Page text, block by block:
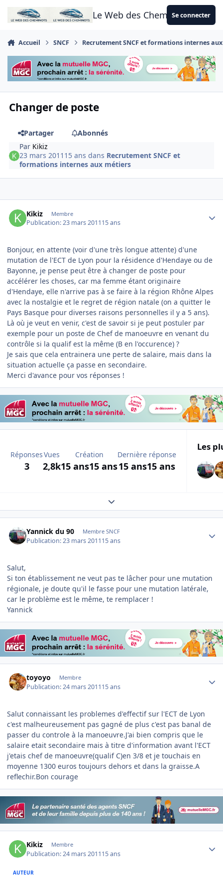
Aller au contenu
Le Web des CheminotsSe connecter
Accueil SNCF Recrutement SNCF et formations internes
Changer de poste
Partager
Abonnés
Par Kikiz
23 mars 2011 15 ans dans Recrutement SNCF et
formations internes aux métiers
Kikiz Membre
Publication:23 mars 201115 ans
Bonjour, en attente (voir d'une très longue attente) d'une
mutation de l'ECT de Lyon pour la résidence d'Hendaye ou de
Bayonne, je pense peut être à changer de poste pour
accélérer les choses, car ma femme étant originaire
d'Hendaye, elle n'arrive pas à se faire à la région Rhône Alpes
avec la nostalgie et le regret de région natale (on a quitter le
Pays Basque pour diverses raisons personnelles il y a 5 ans).
Là où je veut en venir, c'est de savoir si je peut postuler par
exemple pour un poste de Chef de manoeuvre en venant du
contrôle si la qualif est la même (B en l'occurence) ?
Je sais que cela entrainera une perte de salaire, mais dans la
situation actuelle ça passe en secondaire.
Merci d'avance pour vos réponses !
Réponses
3
Vues
2,8k
Création
15 ans15 ans
Dernière réponse
15 ans15 ans
Les
Expand topic overview
Yannick du 90 Membre SNCF
Publication:23 mars 201115 ans
Salut,
Si ton établissement ne veut pas te lâcher pour une mutation
régionale, je doute qu'il le fasse pour une mutation latérale,
car le problème est le même, te remplacer !
Yannick
toyoyo Membre
Publication:24 mars 201115 ans
Salut connaissant les problemes d'effectif sur l'ECT de Lyon
c'est malheureusement pas gagné de plus c'est pas banal de
passer du controle à la manoeuvre.J'ai bien compris que le
salaire etait secondaire mais à titre d'information avant l'ECT
j'etais chef de manoeuvre(qualif C)en 3/8 et je touchais en
moyenne 1300 euros toujours dehors et dans la graisse.A
reflechir.Bon courage
Kikiz Membre
Publication:24 mars 201115 ans
AUTEUR